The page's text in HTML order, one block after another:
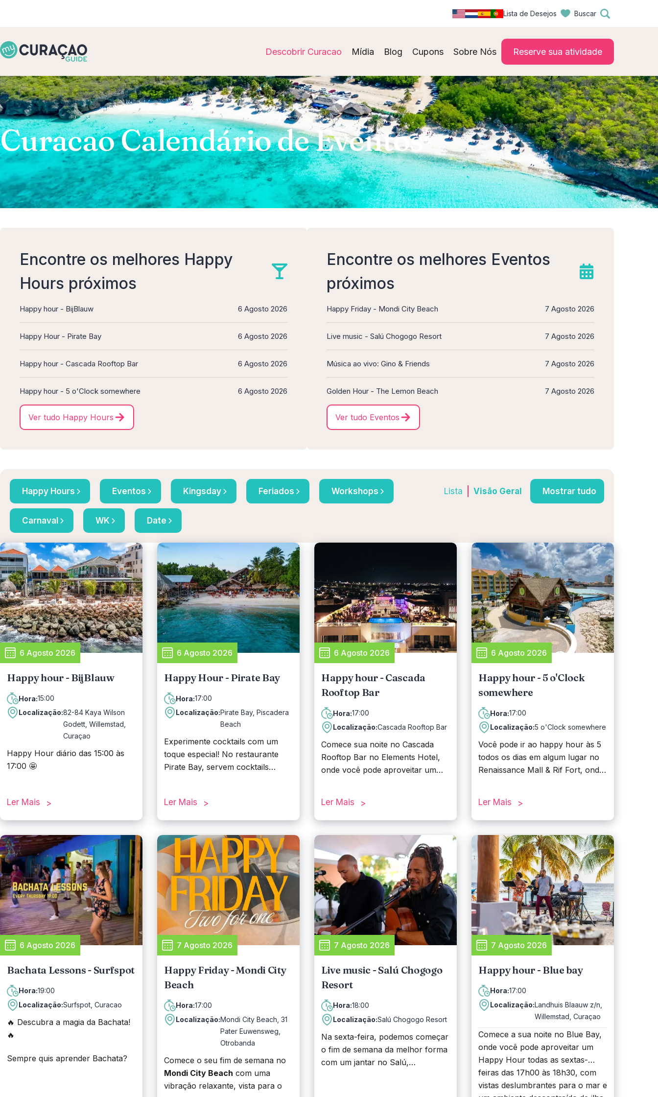
Lista de Desejos Buscar
Descobrir Curacao Mídia Blog Cupons Sobre Nós Reserve sua atividade
Curacao Calendário de Eventos
Encontre os melhores Happy
Hours próximos
Happy hour - BijBlauw 6 Agosto 2026
Happy Hour - Pirate Bay 6 Agosto 2026
Happy hour - Cascada Rooftop Bar 6 Agosto 2026
Happy hour - 5 o'Clock somewhere 6 Agosto 2026
Ver tudo Happy Hours
Encontre os melhores Eventos
próximos
Happy Friday - Mondi City Beach 7 Agosto 2026
Live music - Salú Chogogo Resort 7 Agosto 2026
Música ao vivo: Gino & Friends 7 Agosto 2026
Golden Hour - The Lemon Beach 7 Agosto 2026
Ver tudo Eventos
Happy Hours Eventos Kingsday Feriados Workshops
Carnaval WK Date
Lista Visão Geral Mostrar tudo
6 Agosto 2026
Happy hour - BijBlauw
Hora:15:00
Localização:82-84 Kaya Wilson
Godett, Willemstad,
Curaçao
Happy Hour diário das 15:00 às
17:00 🤩
animada com amigos, colegas ou
Venha ao Oceanfront Restaurant
BijBlauw e aproveite nosso Happy
Hour todos os dias das 15:00 às
17:00 🥂
Peça sua bebida favorita e ganhe
um delicioso petisco junto! 💙
Ler Mais
6 Agosto 2026
Happy Hour - Pirate Bay
Hora:17:00
Localização:Pirate Bay, Piscadera
Beach
Experimente cocktails com um
toque especial! No restaurante
Pirate Bay, servem cocktails
mais uma boa notícia: o Happy
Hour no Pirate Bay acontece
um Happy Hour duplo
prolongado todas as sextas-feiras,
das 16h às 18h.
Ler Mais
6 Agosto 2026
Happy hour - Cascada
Rooftop Bar
Hora:17:00
Localização:Cascada Rooftop Bar
Comece sua noite no Cascada
Rooftop Bar no Elements Hotel,
onde você pode aproveitar um
ótimas vibrações.
Ler Mais
6 Agosto 2026
Happy hour - 5 o'Clock
somewhere
Hora:17:00
Localização:5 o'Clock somewhere
Você pode ir ao happy hour às 5
todos os dias em algum lugar no
Renaissance Mall & Rif Fort, onde
19h e das 21h às 22h.
Ler Mais
6 Agosto 2026
Bachata Lessons - Surfspot
Hora:19:00
Localização:Surfspot, Curacao
🔥 Descubra a magia da Bachata!
🔥
Sempre quis aprender Bachata?
7 Agosto 2026
Happy Friday - Mondi City
Beach
Hora:17:00
Localização:Mondi City Beach, 31
Pater Euwensweg,
Otrobanda
Comece o seu fim de semana no
Mondi City Beach com uma
vibração relaxante, vista para o
7 Agosto 2026
Live music - Salú Chogogo
Resort
Hora:18:00
Localização:Salú Chogogo Resort
Na sexta-feira, podemos começar
o fim de semana da melhor forma
com um jantar no Salú,
7 Agosto 2026
Happy hour - Blue bay
Hora:17:00
Localização:Landhuis Blaauw z/n,
Willemstad, Curaçao
Comece a sua noite no Blue Bay,
onde você pode aproveitar um
Happy Hour todas as sextas-
feiras das 17h00 às 18h30, com
vistas deslumbrantes para o mar e